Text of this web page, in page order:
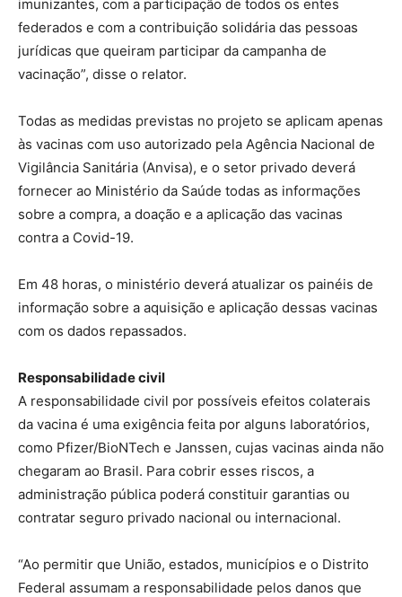
imunizantes, com a participação de todos os entes
federados e com a contribuição solidária das pessoas
jurídicas que queiram participar da campanha de
vacinação”, disse o relator.
Todas as medidas previstas no projeto se aplicam apenas
às vacinas com uso autorizado pela Agência Nacional de
Vigilância Sanitária (Anvisa), e o setor privado deverá
fornecer ao Ministério da Saúde todas as informações
sobre a compra, a doação e a aplicação das vacinas
contra a Covid-19.
Em 48 horas, o ministério deverá atualizar os painéis de
informação sobre a aquisição e aplicação dessas vacinas
com os dados repassados.
Responsabilidade civil
A responsabilidade civil por possíveis efeitos colaterais
da vacina é uma exigência feita por alguns laboratórios,
como Pfizer/BioNTech e Janssen, cujas vacinas ainda não
chegaram ao Brasil. Para cobrir esses riscos, a
administração pública poderá constituir garantias ou
contratar seguro privado nacional ou internacional.
“Ao permitir que União, estados, municípios e o Distrito
Federal assumam a responsabilidade pelos danos que